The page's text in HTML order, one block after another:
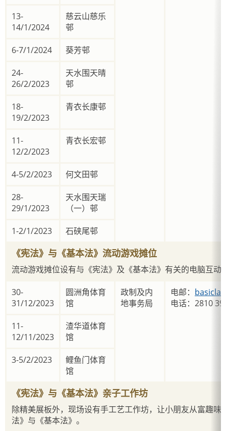
13-
14/1/2024
慈云山慈乐
邨
6-7/1/2024 葵芳邨
24-
26/2/2023
天水围天晴
邨
18-
19/2/2023
青衣长康邨
11-
12/2/2023
青衣长宏邨
4-5/2/2023 何文田邨
28-
29/1/2023
天水围天瑞
（一）邨
1-2/1/2023 石硖尾邨
《宪法》与《基本法》流动游戏摊位
流动游戏摊位设有与《宪法》及《基本法》有关的电脑互动
30-
31/12/2023
圆洲角体育
馆
政制及内
地事务局
电邮：
电话：2810
11-
12/11/2023
渣华道体育
馆
3-5/2/2023
鲤鱼门体育
馆
《宪法》与《基本法》亲子工作坊
除精美展板外，现场设有手工艺工作坊，让小朋友从富趣味
法》与《基本法》。